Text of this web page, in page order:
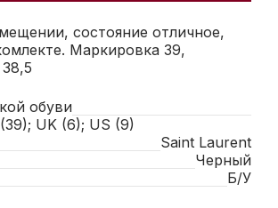
состояние отличное,
Маркировка 39,
обуви
UK (6); US (9)
Saint Laurent
Черный
Б/У